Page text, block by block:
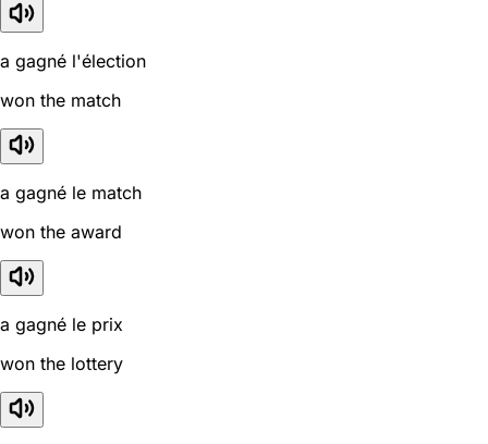
a gagné l'élection
won the match
a gagné le match
won the award
a gagné le prix
won the lottery